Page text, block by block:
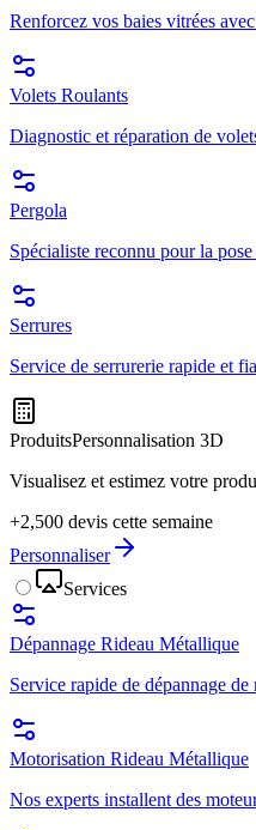
Renforcez vos baies vitrées
Volets Roulants
Diagnostic et réparation de
Pergola
Spécialiste reconnu pour la
Serrures
Service de serrurerie rapide et
ProduitsPersonnalisation 3D
Visualisez et estimez votre
+2,500 devis cette semaine
Personnaliser
Services
Dépannage Rideau Métallique
Service rapide de dépannage
Motorisation Rideau Métallique
Nos experts installent des